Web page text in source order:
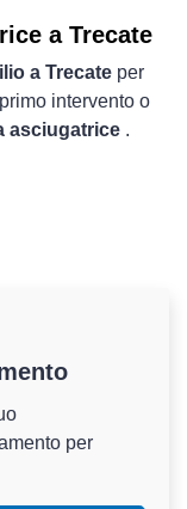
a Trecate
a Trecate per
intervento o
asciugatrice .
per